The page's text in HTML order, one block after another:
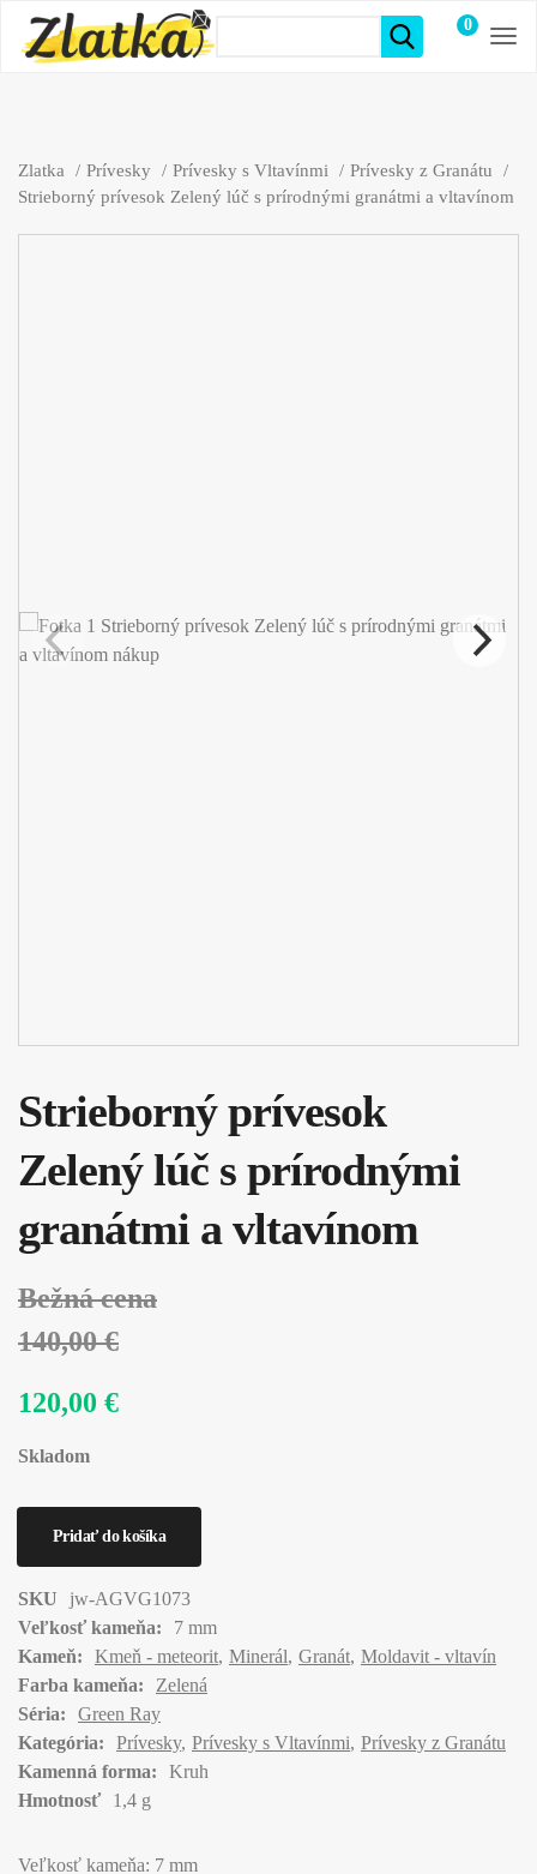
0
položiek
Zlatka Prívesky Prívesky s Vltavínmi
Prívesky z Granátu
Strieborný prívesok Zelený lúč s prírodnými granátmi a vltavínom
Strieborný prívesok
Zelený lúč s prírodnými
granátmi a vltavínom
Bežná cena
140,00 €
120,00 €
Skladom
SKU
jw-AGVG1073
Veľkosť kameňa:
7 mm
Kameň:
Kmeň - meteorit Minerál Granát Moldavit - vltavín
Farba kameňa:
Zelená
Séria:
Green Ray
Kategória:
Prívesky Prívesky s Vltavínmi Prívesky z Granátu
Kamenná forma:
Kruh
Hmotnosť
1,4 g
Veľkosť kameňa: 7 mm